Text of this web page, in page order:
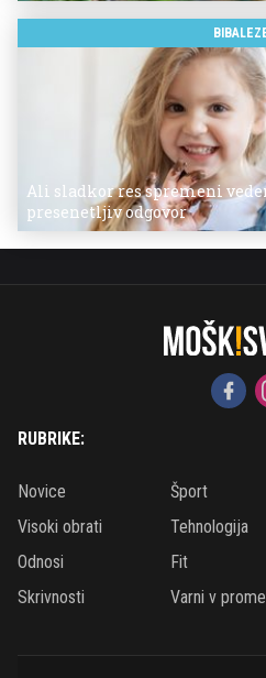
Ali sladkor res spremeni
presenetljiv odgovor
RUBRIKE:
Novice Šport
Visoki obrati
Tehnologija
Odnosi
Fit
Skrivnosti
Varni v